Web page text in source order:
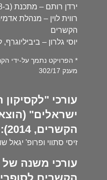
ירדן רותם – מתכנת (ב-2019-2018)
רווית לוין – מנהלת
הקשרים
יוסי גלרון – ביביליוגרף,
* הפרויקט נתמך על-ידי
מענק 302/17
עורכי
ישראלים"
הקשרים, 2014):
זיסי סתווי ופרופ' יגאל
עורכי משנה של